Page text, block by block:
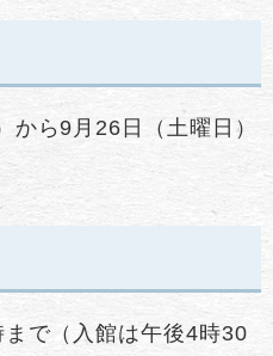
ら9月26日（土曜日）
で（入館は午後4時30